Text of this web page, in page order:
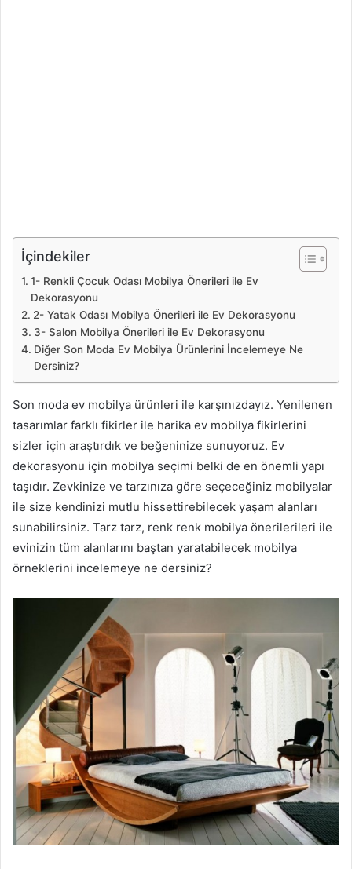
İçindekiler
1- Renkli Çocuk Odası Mobilya Önerileri ile Ev
Dekorasyonu
2- Yatak Odası Mobilya Önerileri ile Ev Dekorasyonu
3- Salon Mobilya Önerileri ile Ev Dekorasyonu
Diğer Son Moda Ev Mobilya Ürünlerini İncelemeye Ne
Dersiniz?
Son moda ev mobilya ürünleri ile karşınızdayız. Yenilenen
tasarımlar farklı fikirler ile harika ev mobilya fikirlerini
sizler için araştırdık ve beğeninize sunuyoruz. Ev
dekorasyonu için mobilya seçimi belki de en önemli yapı
taşıdır. Zevkinize ve tarzınıza göre seçeceğiniz mobilyalar
ile size kendinizi mutlu hissettirebilecek yaşam alanları
sunabilirsiniz. Tarz tarz, renk renk mobilya önerilerileri ile
evinizin tüm alanlarını baştan yaratabilecek mobilya
örneklerini incelemeye ne dersiniz?